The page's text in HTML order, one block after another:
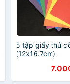
5 tập giấy thủ
(12x16.7cm)